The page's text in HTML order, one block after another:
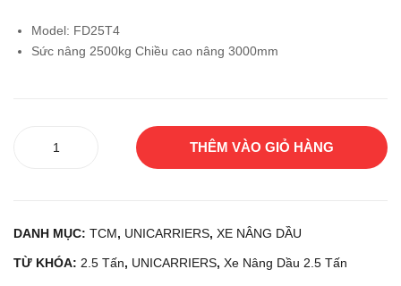
D35
Model: FD25T4
Sức nâng 2500kg Chiều cao nâng 3000mm
số
lượng
THÊM VÀO GIỎ HÀNG
DANH MỤC: TCM, UNICARRIERS, XE NÂNG DẦU
TỪ KHÓA: 2.5 Tấn, UNICARRIERS, Xe Nâng Dầu 2.5 Tấn